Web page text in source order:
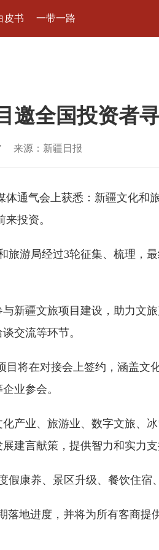
皮书 一带一路
邀全国投资者
来源：新疆日报
通气会上获悉：新疆文化和
投资。
游局经过3轮征集、梳理，
新疆文旅项目建设，助力文
交流等环节。
将在对接会上签约，涵盖
业参会。
产业、旅游业、数字文旅、
建言献策，提供智力和实力支
康养、景区升级、餐饮住宿
地进度，并将为所有客商